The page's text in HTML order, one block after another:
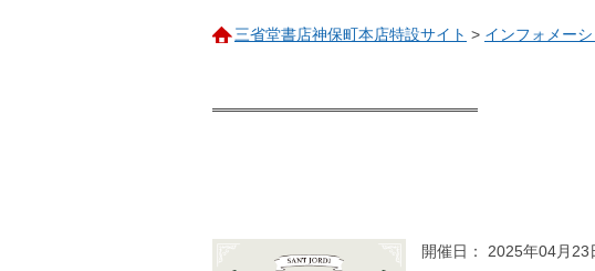
三省堂書店神保町本店特設サイト > インフォメー
開催日： 2025年04月